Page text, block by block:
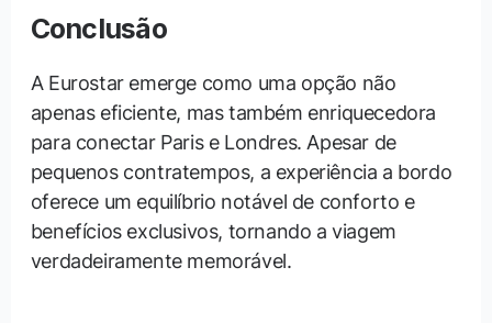
Conclusão
A Eurostar emerge como uma opção não
apenas eficiente, mas também enriquecedora
para conectar Paris e Londres. Apesar de
pequenos contratempos, a experiência a bordo
oferece um equilíbrio notável de conforto e
benefícios exclusivos, tornando a viagem
verdadeiramente memorável.